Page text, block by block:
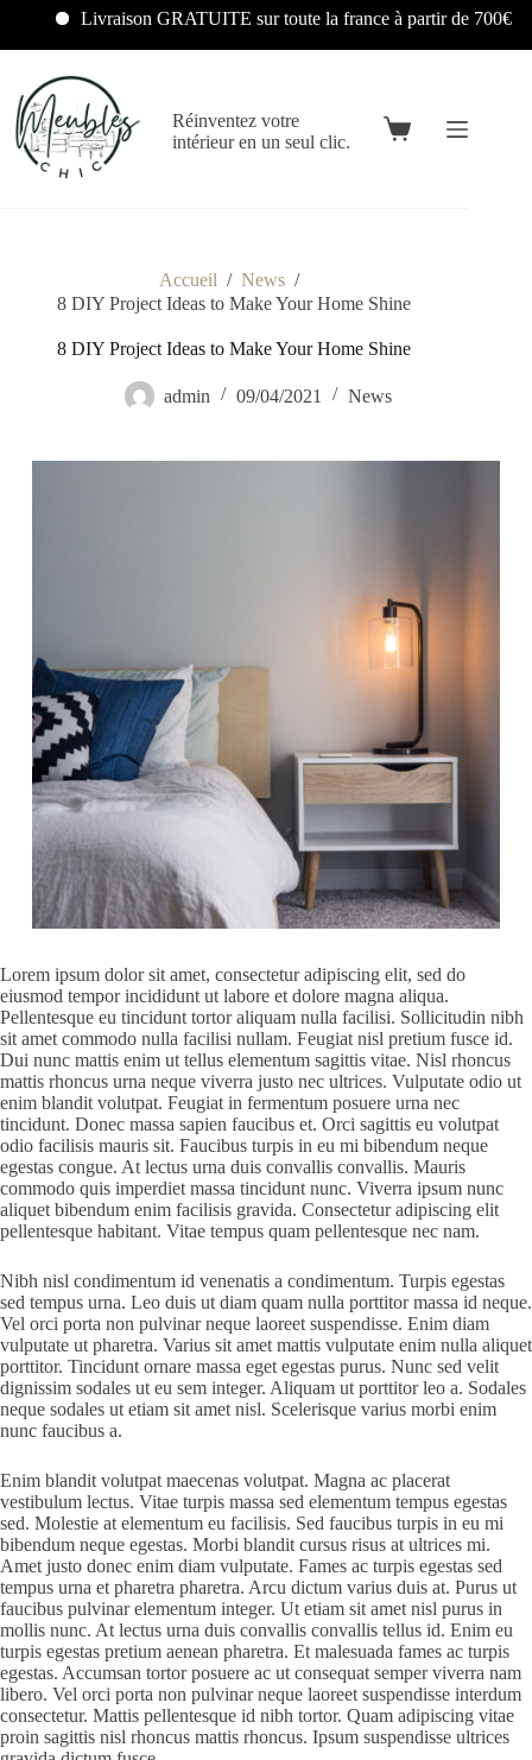
Livraison GRATUITE sur toute la france à partir de 700€
Réinventez votre
intérieur en un seul clic.
Accueil / News /
8 DIY Project Ideas to Make Your Home Shine
8 DIY Project Ideas to Make Your Home Shine
admin 09/04/2021 News
Lorem ipsum dolor sit amet, consectetur adipiscing elit, sed do
eiusmod tempor incididunt ut labore et dolore magna aliqua.
Pellentesque eu tincidunt tortor aliquam nulla facilisi. Sollicitudin nibh
sit amet commodo nulla facilisi nullam. Feugiat nisl pretium fusce id.
Dui nunc mattis enim ut tellus elementum sagittis vitae. Nisl rhoncus
mattis rhoncus urna neque viverra justo nec ultrices. Vulputate odio ut
enim blandit volutpat. Feugiat in fermentum posuere urna nec
tincidunt. Donec massa sapien faucibus et. Orci sagittis eu volutpat
odio facilisis mauris sit. Faucibus turpis in eu mi bibendum neque
egestas congue. At lectus urna duis convallis convallis. Mauris
commodo quis imperdiet massa tincidunt nunc. Viverra ipsum nunc
aliquet bibendum enim facilisis gravida. Consectetur adipiscing elit
pellentesque habitant. Vitae tempus quam pellentesque nec nam.
Nibh nisl condimentum id venenatis a condimentum. Turpis egestas
sed tempus urna. Leo duis ut diam quam nulla porttitor massa id neque.
Vel orci porta non pulvinar neque laoreet suspendisse. Enim diam
vulputate ut pharetra. Varius sit amet mattis vulputate enim nulla aliquet
porttitor. Tincidunt ornare massa eget egestas purus. Nunc sed velit
dignissim sodales ut eu sem integer. Aliquam ut porttitor leo a. Sodales
neque sodales ut etiam sit amet nisl. Scelerisque varius morbi enim
nunc faucibus a.
Enim blandit volutpat maecenas volutpat. Magna ac placerat
vestibulum lectus. Vitae turpis massa sed elementum tempus egestas
sed. Molestie at elementum eu facilisis. Sed faucibus turpis in eu mi
bibendum neque egestas. Morbi blandit cursus risus at ultrices mi.
Amet justo donec enim diam vulputate. Fames ac turpis egestas sed
tempus urna et pharetra pharetra. Arcu dictum varius duis at. Purus ut
faucibus pulvinar elementum integer. Ut etiam sit amet nisl purus in
mollis nunc. At lectus urna duis convallis convallis tellus id. Enim eu
turpis egestas pretium aenean pharetra. Et malesuada fames ac turpis
egestas. Accumsan tortor posuere ac ut consequat semper viverra nam
libero. Vel orci porta non pulvinar neque laoreet suspendisse interdum
consectetur. Mattis pellentesque id nibh tortor. Quam adipiscing vitae
proin sagittis nisl rhoncus mattis rhoncus. Ipsum suspendisse ultrices